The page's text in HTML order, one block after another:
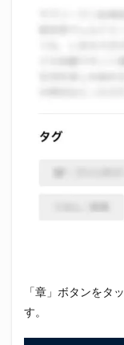
「章」ボタンをタ
す。